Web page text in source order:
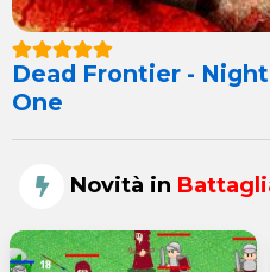
Dead Frontier - Night
One
Novità in